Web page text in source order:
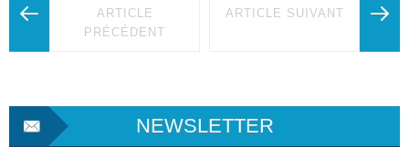
ARTICLE
PRÉCÉDENT
ARTICLE SUIVANT
NEWSLETTER